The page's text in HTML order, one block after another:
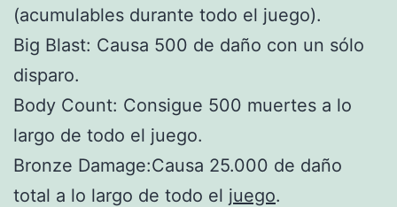
(acumulables durante todo el juego).
Big Blast: Causa 500 de daño con un sólo
disparo.
Body Count: Consigue 500 muertes a lo
largo de todo el juego.
Bronze Damage:Causa 25.000 de daño
total a lo largo de todo el juego.